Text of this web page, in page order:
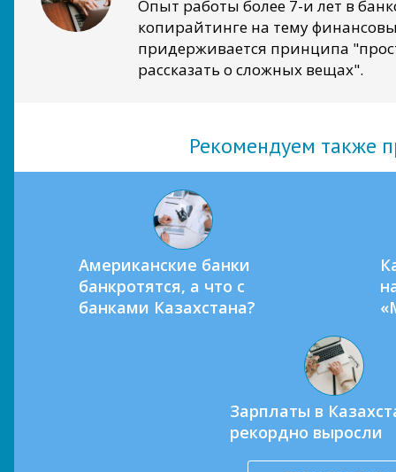
Опыт работы более 7-и лет в
копирайтинге на тему
придерживается принципа
рассказать о сложных вещах".
Рекомендуем также
Американские банки
банкротятся, а что с
банками Казахстана?
Зарплаты в
рекордно выросли